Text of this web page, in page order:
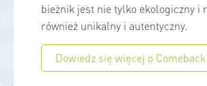
bieżnik jest nie tylko ekologiczny i
również unikalny i autentyczny.
Dowiedz się więcej o Comeback